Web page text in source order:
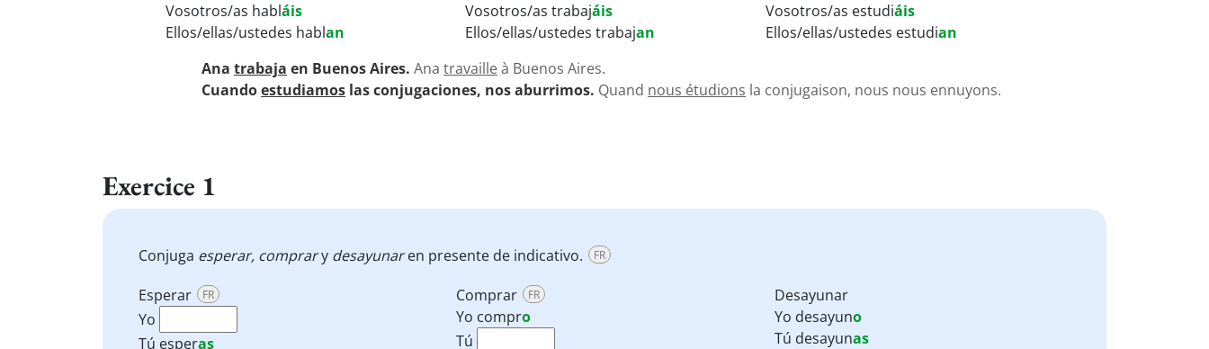
Vosotros/as habláis
Ellos/ellas/ustedes hablan
Vosotros/as trabajáis
Ellos/ellas/ustedes trabajan
Vosotros/as estudiáis
Ellos/ellas/ustedes estudian
Ana trabaja en Buenos Aires. Ana travailleà Buenos Aires.
Cuandoestudiamos las conjugaciones, nos aburrimos. Quand nous étudions la conjugaison, nous nous ennuyons.
Exercice 1
Conjuga esperar, comprary desayunaren presente de indicativo. FR
Esperar FR
Yo
Tú esperas
Comprar FR
Yo compro
Tú
Desayunar
Yo desayuno
Tú desayunas